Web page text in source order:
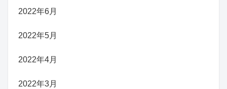
2022年6月
2022年5月
2022年4月
2022年3月